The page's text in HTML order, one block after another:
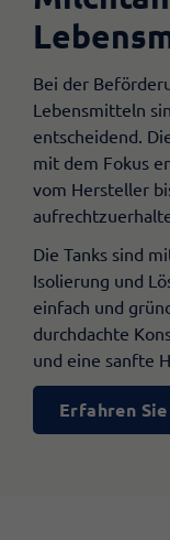
Bei der
Lebensmitteln
entscheidend.
mit dem Fokus
vom Hersteller
Die Tanks sind
Isolierung und
einfach und
durchdachte
und eine sanfte
Erfahren